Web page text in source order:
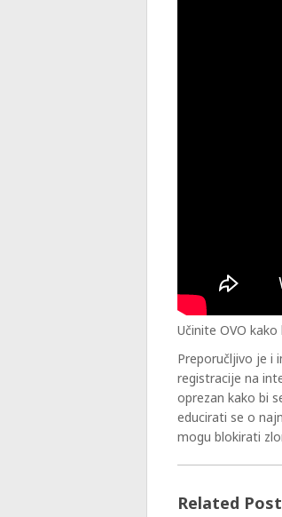
Učinite OVO
Preporučljivo je i
registracije na
oprezan kako bi
educirati se o
mogu blokirati
Related